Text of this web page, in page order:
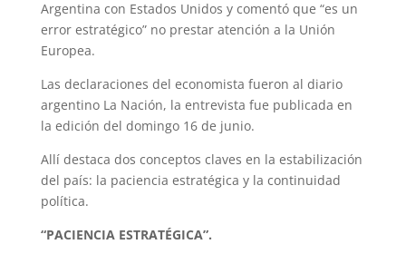
Argentina con Estados Unidos y comentó que “es un
error estratégico” no prestar atención a la Unión
Europea.
Las declaraciones del economista fueron al diario
argentino La Nación, la entrevista fue publicada en
la edición del domingo 16 de junio.
Allí destaca dos conceptos claves en la estabilización
del país: la paciencia estratégica y la continuidad
política.
“PACIENCIA ESTRATÉGICA”.